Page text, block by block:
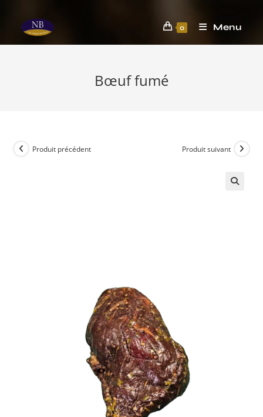
0 Menu
Bœuf fumé
Produit précédent Produit suivant